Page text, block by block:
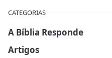
CATEGORIAS
A Bíblia Responde
Artigos